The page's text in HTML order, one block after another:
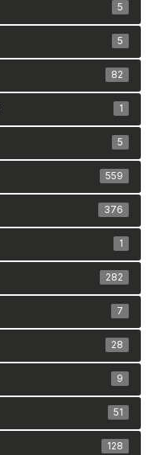
5
5
82
1
5
559
376
1
282
7
28
9
51
128